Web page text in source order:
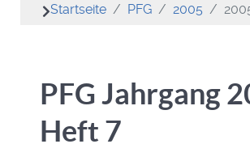
Startseite PFG 2005
PFG Jahrgang
Heft 7